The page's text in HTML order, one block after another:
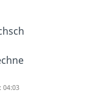
04:03